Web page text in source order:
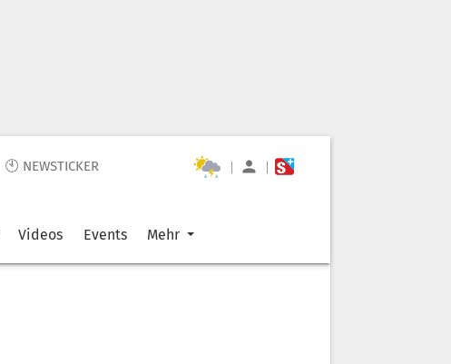
🕙 NEWSTICKER | |
Videos Events Mehr